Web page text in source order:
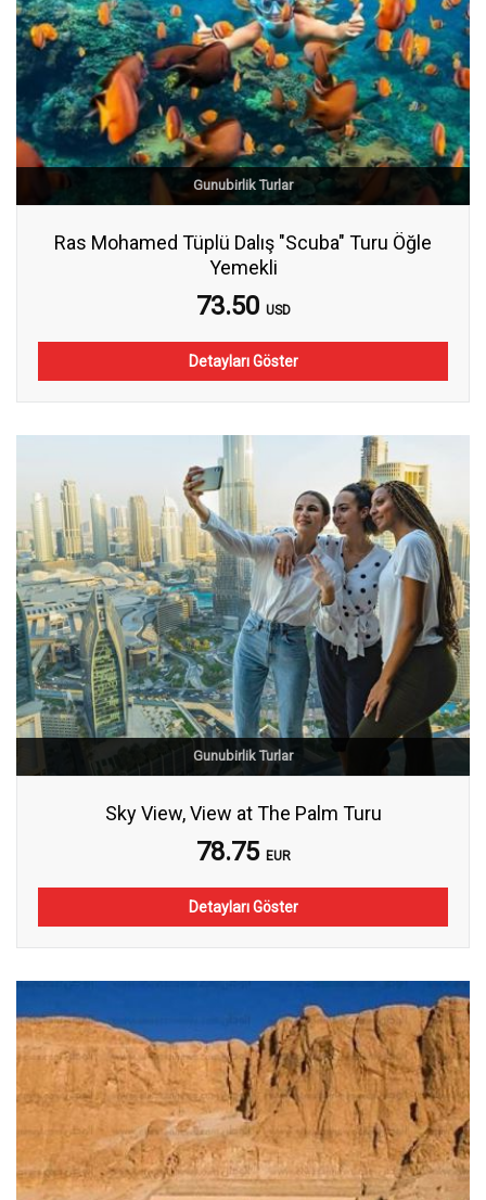
Gunubirlik Turlar
Ras Mohamed Tüplü Dalış "Scuba" Turu Öğle
Yemekli
73.50 USD
Detayları Göster
Gunubirlik Turlar
Sky View, View at The Palm Turu
78.75 EUR
Detayları Göster